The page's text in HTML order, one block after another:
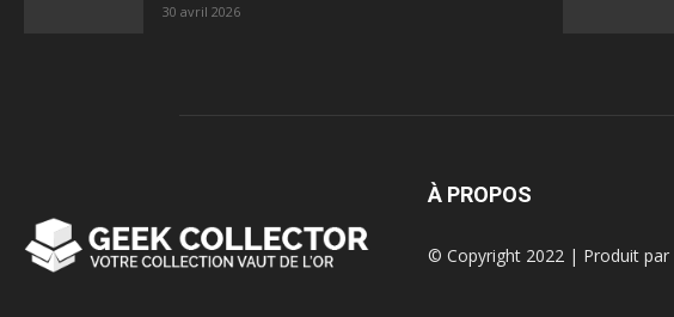
30 avril 2026
À PROPOS
© Copyright 2022 | Produit par